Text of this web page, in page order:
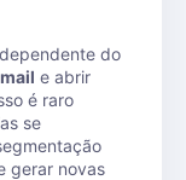
do
e abrir
é raro
se
gerar novas